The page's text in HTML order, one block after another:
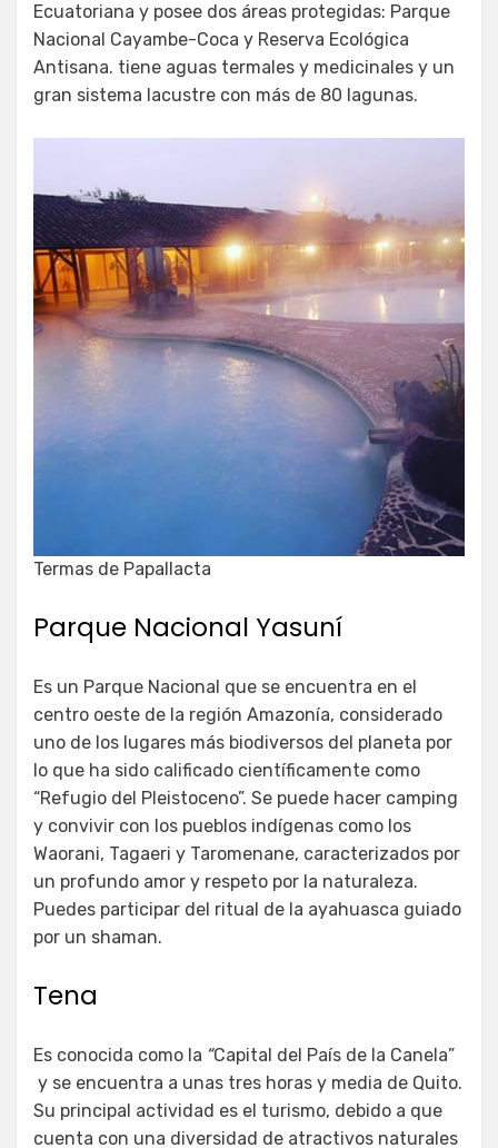
Ecuatoriana y posee dos áreas protegidas: Parque
Nacional Cayambe-Coca y Reserva Ecológica
Antisana. tiene aguas termales y medicinales y un
gran sistema lacustre con más de 80 lagunas.
Termas de Papallacta
Parque Nacional Yasuní
Es un Parque Nacional que se encuentra en el
centro oeste de la región Amazonía, considerado
uno de los lugares más biodiversos del planeta por
lo que ha sido calificado científicamente como
“Refugio del Pleistoceno”. Se puede hacer camping
y convivir con los pueblos indígenas como los
Waorani, Tagaeri y Taromenane, caracterizados por
un profundo amor y respeto por la naturaleza.
Puedes participar del ritual de la ayahuasca guiado
por un shaman.
Tena
Es conocida como la “Capital del País de la Canela”
y se encuentra a unas tres horas y media de Quito.
Su principal actividad es el turismo, debido a que
cuenta con una diversidad de atractivos naturales